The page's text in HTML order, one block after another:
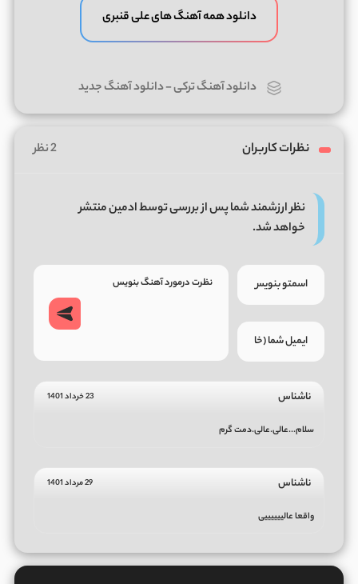
دانلود همه آهنگ های علی قنبری
دانلود آهنگ ترکی-دانلود آهنگ جدید
نظرات کاربران 2 نظر
نظر ارزشمند شما پس از بررسی توسط ادمین منتشر
خواهد شد.
ناشناس 23 خرداد 1401
سلام...عالی.‌عالی.‌دمت گرم
ناشناس 29 مرداد 1401
واقعا عالییییییی